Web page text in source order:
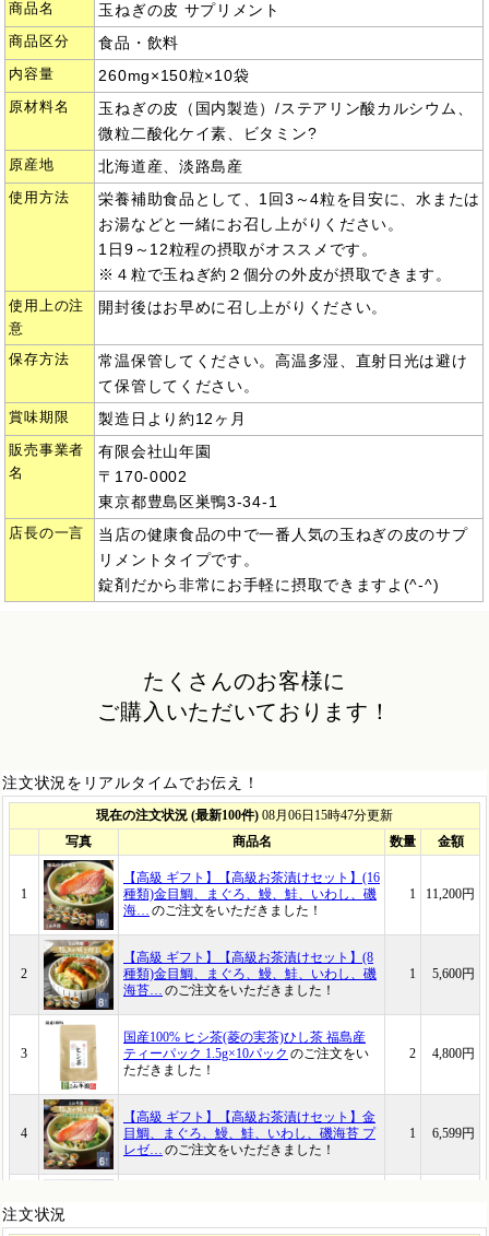
商品名 玉ねぎの皮 サプリメント
商品区分 食品・飲料
内容量 260mg×150粒×10袋
原材料名
玉ねぎの皮（国内製造）/ステアリン酸カルシウム、
微粒二酸化ケイ素、ビタミン?
原産地 北海道産、淡路島産
使用方法
栄養補助食品として、1回3～4粒を目安に、水または
お湯などと一緒にお召し上がりください。
1日9～12粒程の摂取がオススメです。
※４粒で玉ねぎ約２個分の外皮が摂取できます。
使用上の注
意
開封後はお早めに召し上がりください。
保存方法
常温保管してください。高温多湿、直射日光は避け
て保管してください。
賞味期限 製造日より約12ヶ月
販売事業者
名
有限会社山年園
〒170-0002
東京都豊島区巣鴨3-34-1
店長の一言
当店の健康食品の中で一番人気の玉ねぎの皮のサプ
リメントタイプです。
錠剤だから非常にお手軽に摂取できますよ(^-^)
たくさんのお客様に
ご購入いただいております！
注文状況をリアルタイムでお伝え！
注文状況